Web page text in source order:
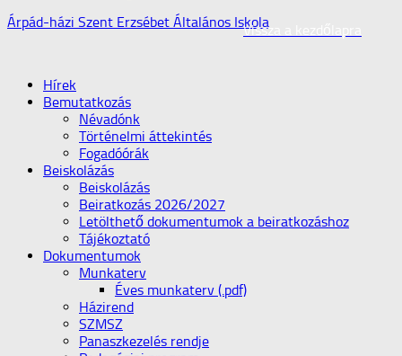
Vissza a kezdőlapra
Árpád-házi Szent Erzsébet Általános Iskola
Hírek
Bemutatkozás
Névadónk
Történelmi áttekintés
Fogadóórák
Beiskolázás
Beiskolázás
Beiratkozás 2026/2027
Letölthető dokumentumok a beiratkozáshoz
Tájékoztató
Dokumentumok
Munkaterv
Éves munkaterv (.pdf)
Házirend
SZMSZ
Panaszkezelés rendje